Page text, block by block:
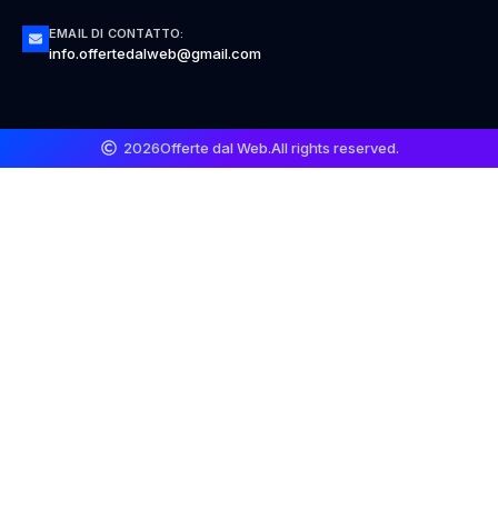
EMAIL DI CONTATTO:
info.offertedalweb@gmail.com
2026Offerte dal Web.All rights reserved.